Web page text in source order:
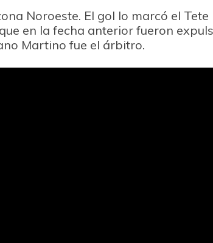
Noroeste. El gol lo marcó el Tete
en la fecha anterior fueron
Martino fue el árbitro.